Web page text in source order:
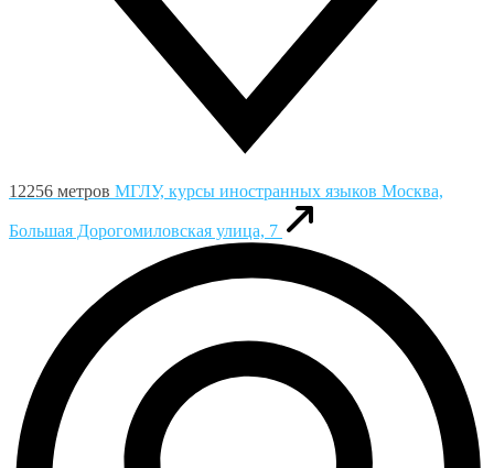
12256 метров МГЛУ, курсы иностранных языков Москва,
Большая Дорогомиловская улица, 7